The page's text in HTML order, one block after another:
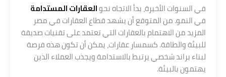
في السنوات الأخيرة، بدأ الاتجاه نحوالعقارات المستدامة
في النمو. من المتوقع أن يشهد قطاع العقارات في مصر
المزيد من الاهتمام بالعقارات التي تعتمد على تقنيات صديقة
للبيئة والطاقة. كسمسار عقارات، يمكن أن تكون هذه فرصة
لبناء براند شخصي يرتبط بالاستدامة ويجذب العملاء الذين
يهتمون بالبيئة.